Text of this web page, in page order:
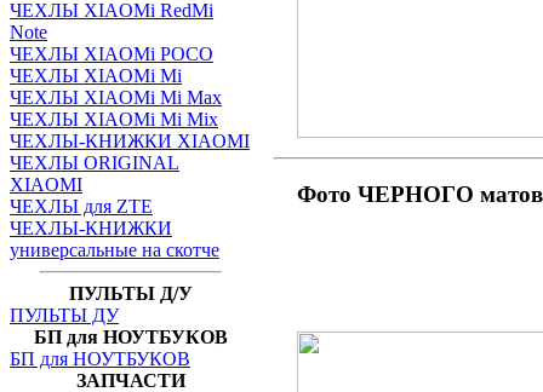
ЧЕХЛЫ XIAOMi RedMi
Note
ЧЕХЛЫ XIAOMi POCO
ЧЕХЛЫ XIAOMi Mi
ЧЕХЛЫ XIAOMi Mi Max
ЧЕХЛЫ XIAOMi Mi Mix
ЧЕХЛЫ-КНИЖКИ XIAOMI
ЧЕХЛЫ ORIGINAL
XIAOMI
ЧЕХЛЫ для ZTE
ЧЕХЛЫ-КНИЖКИ
универсальные на скотче
ПУЛЬТЫ Д/У
ПУЛЬТЫ ДУ
БП для НОУТБУКОВ
БП для НОУТБУКОВ
ЗАПЧАСТИ
Фото ЧЕРНОГО